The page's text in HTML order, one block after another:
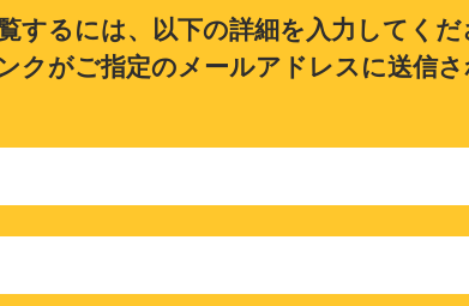
するには、以下の詳細を入力してく
クがご指定のメールアドレスに送信さ